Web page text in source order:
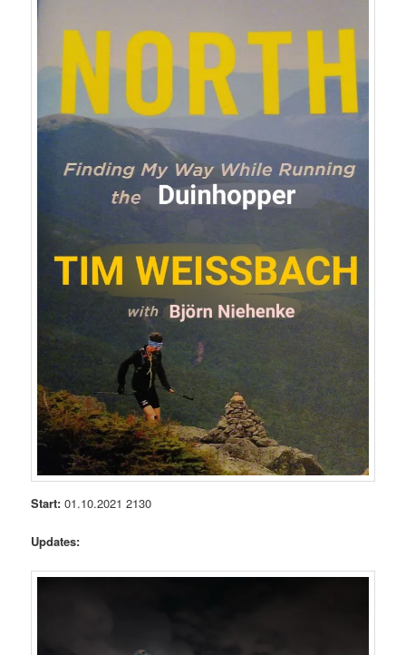
Start: 01.10.2021 2130
Updates: